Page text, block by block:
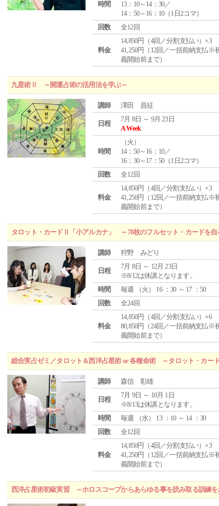
時間
13：10～14：30／
14：50～16：10（1日2コマ）
回数
全12回
料金
14,850円（4回／分割支払い）×3
41,250円（12回／一括前納支払※
義開始前まで）
九星術Ⅱ ～開運占術の活用法を学ぶ～
講師 澤田 昌征
日程
7月 8日 ～ 9月 23日
A Week
時間
（火 ）
14：50～16：10／
16：30～17：50（1日2コマ）
回数
全12回
料金
14,850円（4回／分割支払い）×3
41,250円（12回／一括前納支払※
義開始前まで）
タロット・カードⅡ「小アルカナ」 ～78枚のフルセット・カードを自
講師 狩野 みどり
日程
7月 8日 ～ 12月 23日
※8/12は休講となります。
時間
毎週 （火 ） 16 ：30 ～ 17 ：50
回数
全24回
料金
14,850円（4回／分割支払い）×6
80,850円（24回／一括前納支払※
義開始前まで）
総合実占ゼミ／タロット＆西洋占星術 or 各種命術 ～タロット・カー
講師 森信 彰雄
日程
7月 9日 ～ 10月 1日
※8/13は休講となります。
時間
毎週 （水） 13 ：10 ～ 14 ：30
回数
全12回
料金
14,850円（4回／分割支払い）×3
41,250円（12回／一括前納支払※
義開始前まで）
西洋占星術初級実習 ～ホロスコープからあらゆる事を読み取る訓練を